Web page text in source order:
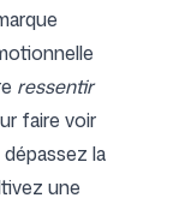
ressentir
faire voir
la
une